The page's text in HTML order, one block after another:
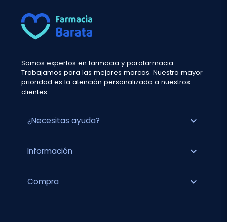
Somos expertos en farmacia y parafarmacia.
Trabajamos para las mejores marcas. Nuestra mayor
prioridad es la atención personalizada a nuestros
clientes.
¿Necesitas ayuda? expand_more
Información expand_more
Compra expand_more